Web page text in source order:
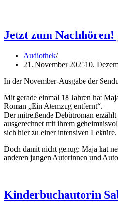
Jetzt zum
Audiothek
21. November 202510.
In der November-Ausgabe der
Mit gerade einmal 18 Jahren hat
Roman „Ein Atemzug entfernt“.
Der mitreißende Debütroman
ausgerechnet mit ihrem
sich hier zu einer intensiven Lektüre.
Doch damit nicht genug: Maja hat
anderen jungen Autorinnen und
Kinderbuchautorin